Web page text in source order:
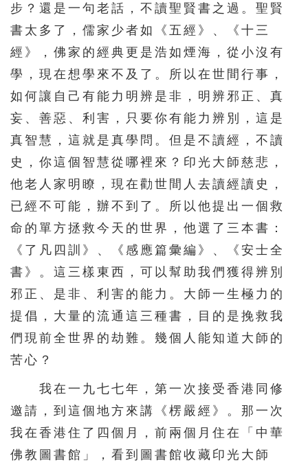
步？還是一句老話，不讀聖賢書之過。聖賢
書太多了，儒家少者如《五經》、《十三
經》，佛家的經典更是浩如煙海，從小沒有
學，現在想學來不及了。所以在世間行事，
如何讓自己有能力明辨是非，明辨邪正、真
妄、善惡、利害，只要你有能力辨別，這是
真智慧，這就是真學問。但是不讀經，不讀
史，你這個智慧從哪裡來？印光大師慈悲，
他老人家明瞭，現在勸世間人去讀經讀史，
已經不可能，辦不到了。所以他提出一個救
命的單方拯救今天的世界，他選了三本書：
《了凡四訓》、《感應篇彙編》、《安士全
書》。這三樣東西，可以幫助我們獲得辨別
邪正、是非、利害的能力。大師一生極力的
提倡，大量的流通這三種書，目的是挽救我
們現前全世界的劫難。幾個人能知道大師的
苦心？
我在一九七七年，第一次接受香港同修
邀請，到這個地方來講《楞嚴經》。那一次
我在香港住了四個月，前兩個月住在「中華
佛教圖書館」，看到圖書館收藏印光大師